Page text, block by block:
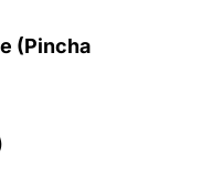
(Pincha